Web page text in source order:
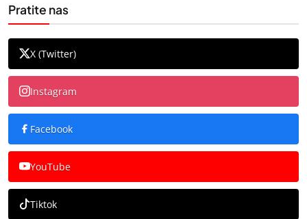
Pratite nas
X (Twitter)
Instagram
Facebook
YouTube
Tiktok